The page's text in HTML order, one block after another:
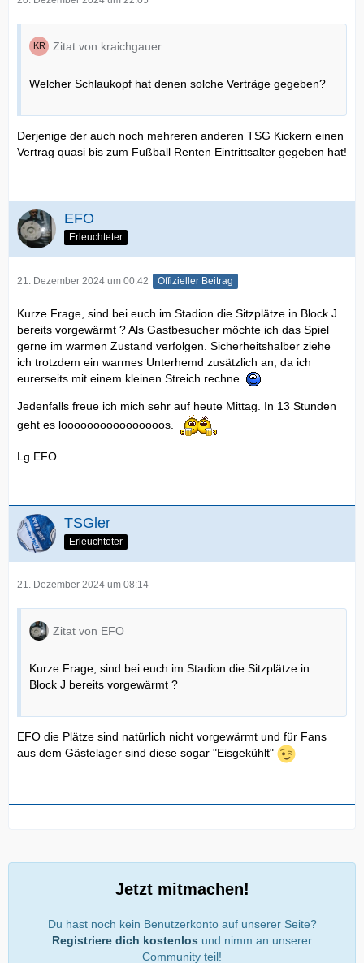
Zitat von kraichgauer
Welcher Schlaukopf hat denen solche Verträge gegeben?
Derjenige der auch noch mehreren anderen TSG Kickern einen
Vertrag quasi bis zum Fußball Renten Eintrittsalter gegeben hat!
EFO
Erleuchteter
21. Dezember 2024 um 00:42 Offizieller Beitrag
Kurze Frage, sind bei euch im Stadion die Sitzplätze in Block J
bereits vorgewärmt ? Als Gastbesucher möchte ich das Spiel
gerne im warmen Zustand verfolgen. Sicherheitshalber ziehe
ich trotzdem ein warmes Unterhemd zusätzlich an, da ich
eurerseits mit einem kleinen Streich rechne.
Jedenfalls freue ich mich sehr auf heute Mittag. In 13 Stunden
geht es loooooooooooooooos.
Lg EFO
TSGler
Erleuchteter
21. Dezember 2024 um 08:14
Zitat von EFO
Kurze Frage, sind bei euch im Stadion die Sitzplätze in
Block J bereits vorgewärmt ?
EFO die Plätze sind natürlich nicht vorgewärmt und für Fans
aus dem Gästelager sind diese sogar "Eisgekühlt"
Jetzt mitmachen!
Du hast noch kein Benutzerkonto auf unserer Seite?
Registriere dich kostenlos und nimm an unserer
Community teil!